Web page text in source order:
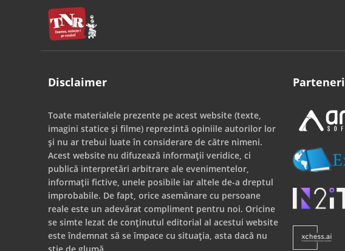
Disclaimer
Toate materialele prezente pe acest website (texte,
imagini statice și filme) reprezintă opiniile autorilor lor
și nu ar trebui luate în considerare de către nimeni.
Acest website nu difuzează informații veridice, ci
publică interpretări arbitrare ale evenimentelor,
informații fictive, unele posibile iar altele de-a dreptul
improbabile. De fapt, orice asemănare cu persoane
reale este un adevărat compliment pentru noi. Oricine
se simte lezat de conținutul editorial al acestui website
este îndemnat să se împace cu situația, asta dacă nu
știe de glumă.
Parteneri